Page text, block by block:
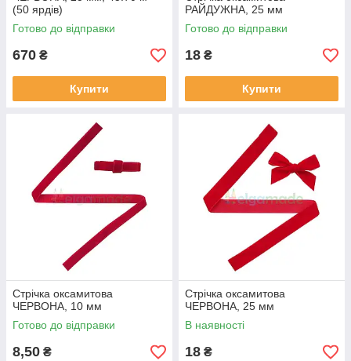
(50 ярдів)
Готово до відправки
670 ₴
Купити
РАЙДУЖНА, 25 мм
Готово до відправки
18 ₴
Купити
Стрічка оксамитова
ЧЕРВОНА, 10 мм
Готово до відправки
8,50 ₴
Стрічка оксамитова
ЧЕРВОНА, 25 мм
В наявності
18 ₴